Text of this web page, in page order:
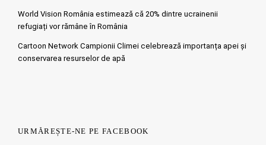
World Vision România estimează că 20% dintre ucrainenii
refugiați vor rămâne în România
Cartoon Network Campionii Climei celebrează importanța apei și
conservarea resurselor de apă
URMĂREȘTE-NE PE FACEBOOK